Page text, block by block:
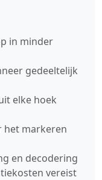
in minder
gedeeltelijk
elke hoek
het markeren
en decodering
vereist